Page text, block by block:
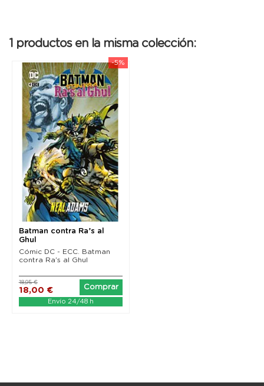
1 productos en la misma colección:
-5%
Batman contra Ra’s al
Ghul
Cómic DC - ECC. Batman
contra Ra’s al Ghul
18,00 €
18,95 €
Comprar
Envío 24/48 h